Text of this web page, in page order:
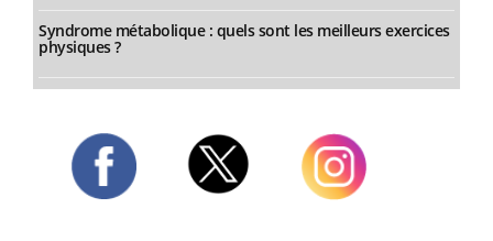
Syndrome métabolique : quels sont les meilleurs exercices
physiques ?